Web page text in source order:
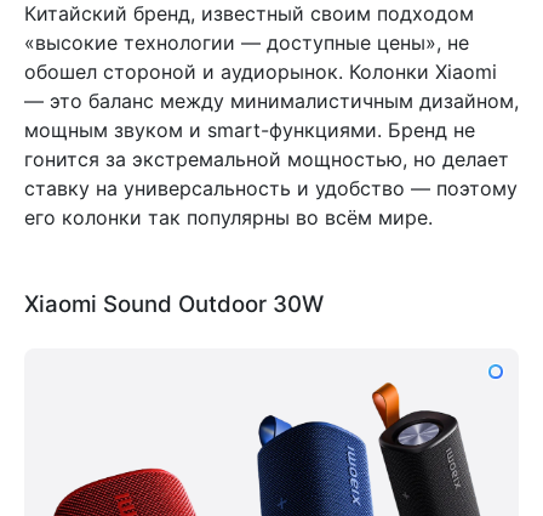
Китайский бренд, известный своим подходом
«высокие технологии — доступные цены», не
обошел стороной и аудиорынок. Колонки Xiaomi
— это баланс между минималистичным дизайном,
мощным звуком и smart-функциями. Бренд не
гонится за экстремальной мощностью, но делает
ставку на универсальность и удобство — поэтому
его колонки так популярны во всём мире.
Xiaomi Sound Outdoor 30W